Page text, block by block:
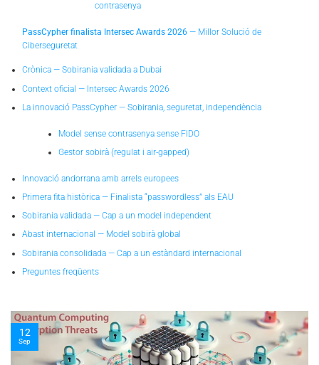
contrasenya
PassCypher finalista Intersec Awards 2026— Millor Solució de
Ciberseguretat
Crònica — Sobirania validada a Dubai
Context oficial — Intersec Awards 2026
La innovació PassCypher — Sobirania, seguretat, independència
Model sense contrasenya sense FIDO
Gestor sobirà (regulat i air-gapped)
Innovació andorrana amb arrels europees
Primera fita històrica — Finalista “passwordless” als EAU
Sobirania validada — Cap a un model independent
Abast internacional — Model sobirà global
Sobirania consolidada — Cap a un estàndard internacional
Preguntes freqüents
10
Nov